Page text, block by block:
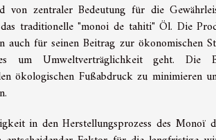
von zentraler Bedeutung für die
traditionelle "monoi de tahiti" Öl. Die
auch für seinen Beitrag zur ökonomischen
Umweltverträglichkeit geht. Die
ökologischen Fußabdruck zu minimieren
in den Herstellungsprozess des